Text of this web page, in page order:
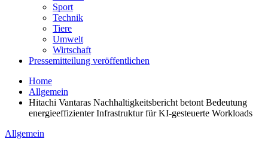
Sport
Technik
Tiere
Umwelt
Wirtschaft
Pressemitteilung veröffentlichen
Home
Allgemein
Hitachi Vantaras Nachhaltigkeitsbericht betont Bedeutung
energieeffizienter Infrastruktur für KI-gesteuerte Workloads
Allgemein